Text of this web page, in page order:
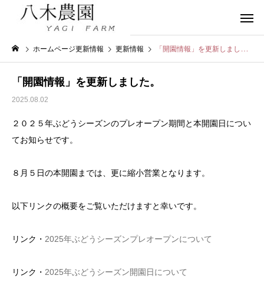
ホームページ更新情報 更新情報 「開園情報」を更新しました。
「開園情報」を更新しました。
2025.08.02
２０２５年ぶどうシーズンのプレオープン期間と本開園日につい
てお知らせです。
８月５日の本開園までは、更に縮小営業となります。
以下リンクの概要をご覧いただけますと幸いです。
リンク・ 2025年ぶどうシーズンプレオープンについて
リンク・ 2025年ぶどうシーズン開園日について